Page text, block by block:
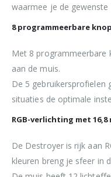
waarmee je de
8 programmeerbare
Met 8 programmeerbare
aan de muis.
De 5 gebruikersprofielen
situaties de optimale
RGB-verlichting met
De Destroyer is rijk aan
kleuren breng je sfeer in